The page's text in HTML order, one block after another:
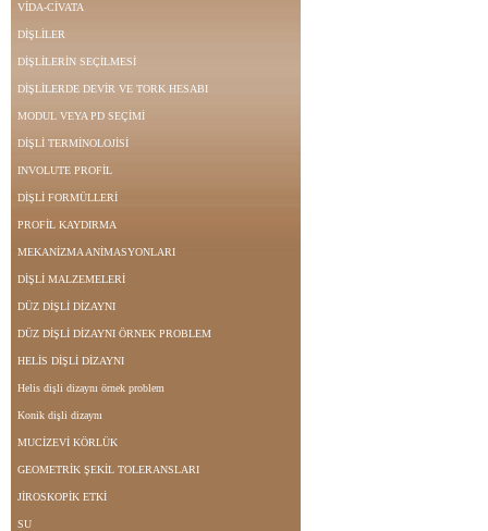
VİDA-CİVATA
DİŞLİLER
DİŞLİLERİN SEÇİLMESİ
DİŞLİLERDE DEVİR VE TORK HESABI
MODUL VEYA PD SEÇİMİ
DİŞLİ TERMİNOLOJİSİ
INVOLUTE PROFİL
DİŞLİ FORMÜLLERİ
PROFİL KAYDIRMA
MEKANİZMA ANİMASYONLARI
DİŞLİ MALZEMELERİ
DÜZ DİŞLİ DİZAYNI
DÜZ DİŞLİ DİZAYNI ÖRNEK PROBLEM
HELİS DİŞLİ DİZAYNI
Helis dişli dizaynı örnek problem
Konik dişli dizaynı
MUCİZEVİ KÖRLÜK
GEOMETRİK ŞEKİL TOLERANSLARI
JİROSKOPİK ETKİ
SU